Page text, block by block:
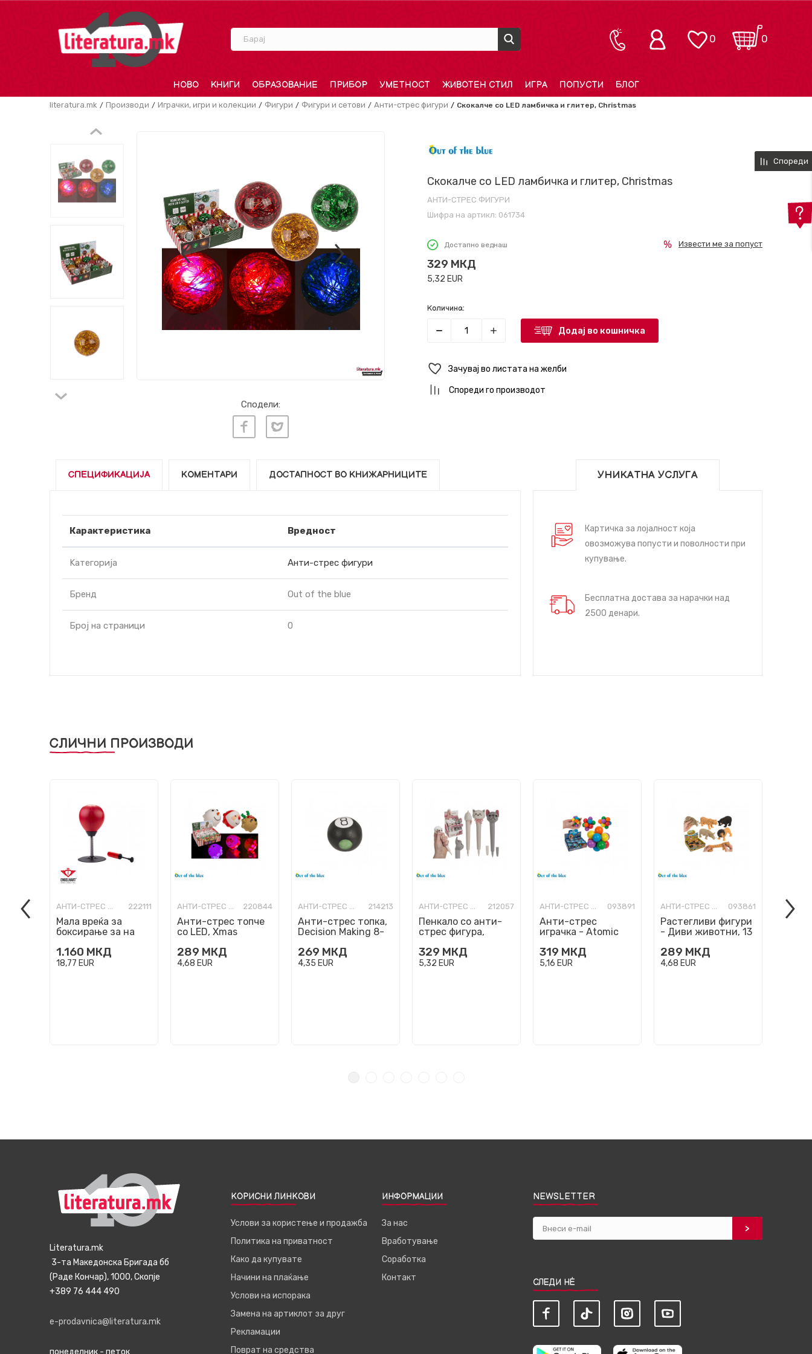
Барај 0
0
НОВО КНИГИ ОБРАЗОВАНИЕ ПРИБОР УМЕТНОСТ ЖИВОТЕН СТИЛ ИГРА ПОПУСТИ БЛОГ
literatura.mk Производи Играчки, игри и колекции Фигури Фигури и сетови Анти-стрес фигури Скокалче со LED ламбичка и глитер, Christmas
Сподели:
Скокалче со LED ламбичка и глитер, Christmas
АНТИ-СТРЕС ФИГУРИ
Шифра на артикл: 061734
Достапно веднаш
329 МКД
5,32 EUR
Извести ме за попуст
Количина:
Додај во кошничка
Зачувај во листата на желби
Спореди го производот
СПЕЦИФИКАЦИЈА КОМЕНТАРИ ДОСТАПНОСТ ВО КНИЖАРНИЦИТЕ
Карактеристика Вредност
Kатегорија Анти-стрес фигури
Бренд Out of the blue
Број на страници 0
УНИКАТНА УСЛУГА
Картичка за лојалност која
овозможува попусти и поволности при
купување.
Бесплатна достава за нарачки над
2500 денари.
СЛИЧНИ ПРОИЗВОДИ
АНТИ-СТРЕС ФИГУРИ 222111
Мала вреќа за
боксирање за на
1.160 МКД
18,77 EUR
АНТИ-СТРЕС ФИГУРИ 220844
Анти-стрес топче
со LED, Xmas
дизајни
289 МКД
4,68 EUR
АНТИ-СТРЕС ФИГУРИ 214213
Анти-стрес топка,
Decision Making 8-
269 МКД
4,35 EUR
АНТИ-СТРЕС ФИГУРИ 212057
Пенкало со анти-
стрес фигура,
329 МКД
5,32 EUR
АНТИ-СТРЕС ФИГУРИ 093891
Анти-стрес
играчка - Atomic
319 МКД
5,16 EUR
АНТИ-СТРЕС ФИГУРИ 093861
Растегливи фигури
- Диви животни, 13
289 МКД
4,68 EUR
Спореди
Literatura.mk
3-та Македонска Бригада бб
(Раде Кончар), 1000, Скопје
+389 76 444 490
e-prodavnica@literatura.mk
понеделник - петок
КОРИСНИ ЛИНКОВИ
Услови за користење и продажба
Политика на приватност
Како да купувате
Начини на плаќање
Услови на испорака
Замена на артиклот за друг
Рекламации
Поврат на средства
ИНФОРМАЦИИ
За нас
Вработување
Соработка
Контакт
NEWSLETTER
СЛЕДИ НЀ